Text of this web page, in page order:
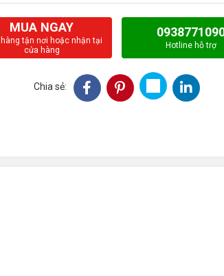
MUA NGAY
tận nơi hoặc nhận tại
cửa hàng
Hotline hỗ trợ
Chia sẻ: